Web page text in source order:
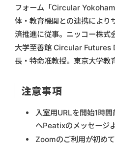
フォーム「Circular
体・教育機関との連携により
済推進に従事。ニッコー株式
大学至善館 Circular Futures
長・特命准教授。東京大学教
注意事項
入室用URLを開始1時
へPeatixのメッセージ
Zoomのご利用が初め